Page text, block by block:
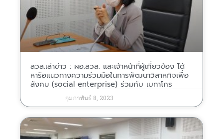
สวส.เล่าข่าว : ผอ.สวส. และเจ้าหน้าที่ผู้เกี่ยวข้อง ได้
หารือแนวทางความร่วมมือในการพัฒนาวิสาหกิจเพื่อ
สังคม (social enterprise) ร่วมกับ เบทาโกร
กุมภาพันธ์ 8, 2023